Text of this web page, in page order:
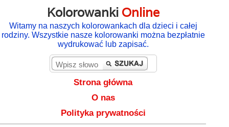
Kolorowanki Online
Witamy na naszych kolorowankach dla dzieci i całej
rodziny. Wszystkie nasze kolorowanki można bezpłatnie
wydrukować lub zapisać.
Strona główna
O nas
Polityka prywatności